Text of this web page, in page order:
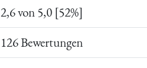
2,6 von 5,0 [52%]
126 Bewertungen